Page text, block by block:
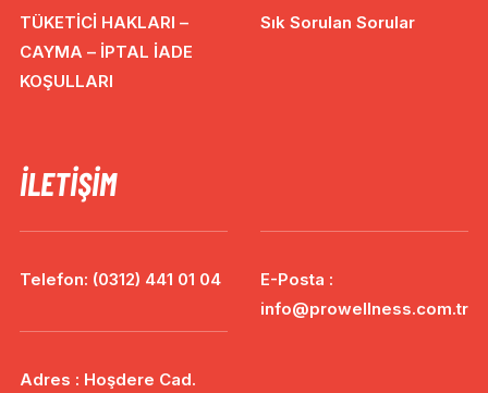
TÜKETİCİ HAKLARI –
CAYMA – İPTAL İADE
KOŞULLARI
Sık Sorulan Sorular
İLETIŞIM
Telefon: (0312) 441 01 04
E-Posta :
info@prowellness.com.tr
Adres : Hoşdere Cad.